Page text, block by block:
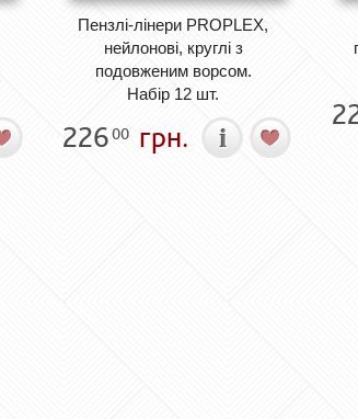
Пензлі-лінери PROPLEX,
нейлонові, круглі з
подовженим ворсом.
Набір 12 шт.
22600 грн.